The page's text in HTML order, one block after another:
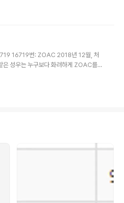
작점과 도착점 모두 가장자리에 있으
에서의 거리, 서쪽과 동쪽의 경우 위쪽
3 2 2 8 2 3 즉 위의 케이스로는 (1, 4)
..
16719번: ZOAC 2018년 12월, 처
성우는 누구보다 화려하게 ZOAC를
문자열의 길이를 1부터 1씩
의 방문체크를 위해 인덱스를 추가합
문자열을 출력하고, 그 문자열..